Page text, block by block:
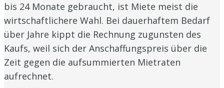
bis 24 Monate gebraucht, ist Miete meist die
wirtschaftlichere Wahl. Bei dauerhaftem Bedarf
über Jahre kippt die Rechnung zugunsten des
Kaufs, weil sich der Anschaffungspreis über die
Zeit gegen die aufsummierten Mietraten
aufrechnet.